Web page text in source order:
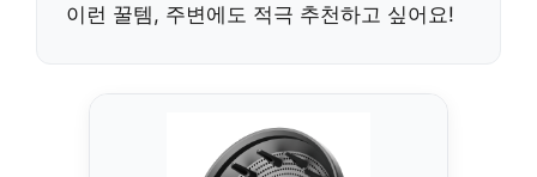
이런 꿀템, 주변에도 적극 추천하고 싶어요!